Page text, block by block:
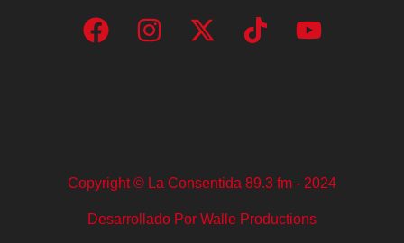
Copyright © La Consentida 89.3 fm - 2024
Desarrollado Por Walle Productions